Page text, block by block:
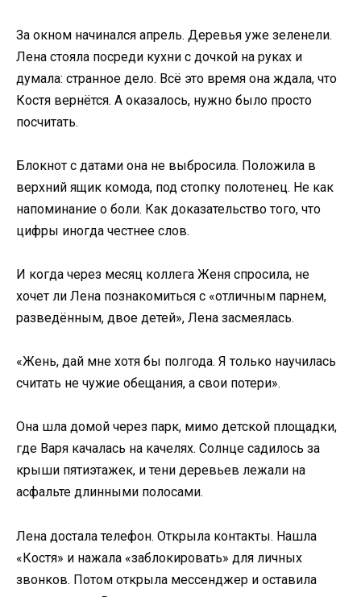
За окном начинался апрель. Деревья уже зеленели.
Лена стояла посреди кухни с дочкой на руках и
думала: странное дело. Всё это время она ждала, что
Костя вернётся. А оказалось, нужно было просто
посчитать.
Блокнот с датами она не выбросила. Положила в
верхний ящик комода, под стопку полотенец. Не как
напоминание о боли. Как доказательство того, что
цифры иногда честнее слов.
И когда через месяц коллега Женя спросила, не
хочет ли Лена познакомиться с «отличным парнем,
разведённым, двое детей», Лена засмеялась.
«Жень, дай мне хотя бы полгода. Я только научилась
считать не чужие обещания, а свои потери».
Она шла домой через парк, мимо детской площадки,
где Варя качалась на качелях. Солнце садилось за
крыши пятиэтажек, и тени деревьев лежали на
асфальте длинными полосами.
Лена достала телефон. Открыла контакты. Нашла
«Костя» и нажала «заблокировать» для личных
звонков. Потом открыла мессенджер и оставила